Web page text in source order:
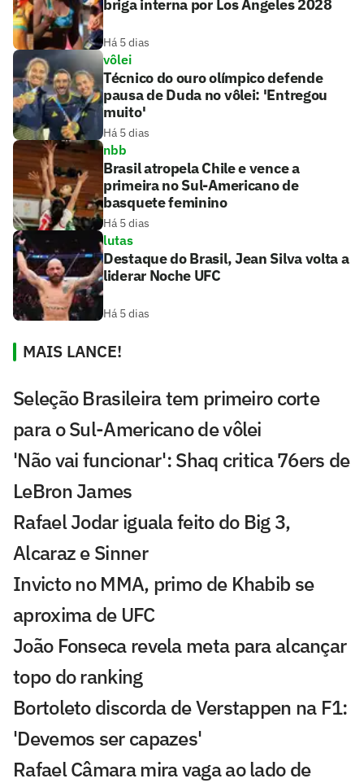
briga interna por Los Angeles 2028
Há 5 dias
vôlei
Técnico do ouro olímpico defende
pausa de Duda no vôlei: 'Entregou
muito'
Há 5 dias
nbb
Brasil atropela Chile e vence a
primeira no Sul-Americano de
basquete feminino
Há 5 dias
lutas
Destaque do Brasil, Jean Silva volta a
liderar Noche UFC
Há 5 dias
MAIS LANCE!
Seleção Brasileira tem primeiro corte
para o Sul-Americano de vôlei
'Não vai funcionar': Shaq critica 76ers de
LeBron James
Rafael Jodar iguala feito do Big 3,
Alcaraz e Sinner
Invicto no MMA, primo de Khabib se
aproxima de UFC
João Fonseca revela meta para alcançar
topo do ranking
Bortoleto discorda de Verstappen na F1:
'Devemos ser capazes'
Rafael Câmara mira vaga ao lado de